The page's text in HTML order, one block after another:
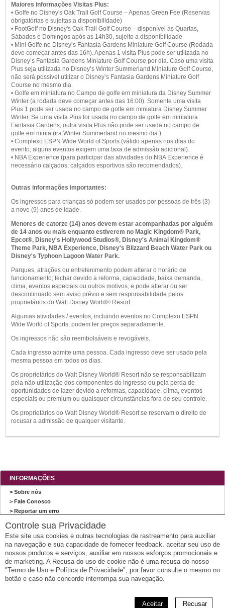
Maiores informações Visitas Plus:
• Golfe no Disney's Oak Trail Golf Course – Apenas Green Fee (Reservas
obrigatórias e sujeitas a disponibilidade)
• FootGolf no Disney's Oak Trail Golf Course – disponível às Quartas,
Sábados e Domingos após as 14h30, sujeito a disponibilidade
• Mini Golfe no Disney’s Fantasia Gardens Miniature Golf Course (Rodada
deve começar antes das 16h). Apenas 1 visita Plus pode ser utilizada no
Disney’s Fantasia Gardens Miniature Golf Course por dia. Caso uma visita
Plus seja utilizada no Disney’s Winter Summerland Miniature Golf Course,
não será possível utilizar o Disney’s Fantasia Gardens Miniature Golf
Course no mesmo dia.
• Golfe em miniatura no Campo de golfe em miniatura da Disney Summer
Winter (a rodada deve começar antes das 16:00). Somente uma visita
Plus 1 pode ser usada no campo de golfe em miniatura Disney Summer
Winter. Se uma visita Plus for usada no campo de golfe em miniatura
Fantasia Gardens, outra visita Plus não pode ser usada no campo de
golfe em miniatura Winter Summerland no mesmo dia.)
• Complexo ESPN Wide World of Sports (válido apenas nos dias do
evento; alguns eventos exigem uma taxa de admissão adicional).
• NBA Experience (para participar das atividades do NBA Experience é
necessário calçados; calçados esportivos são recomendados).
Outras informações importantes:
Os ingressos para crianças só podem ser usados ​​por pessoas de três (3)
a nove (9) anos de idade.
Menores de catorze (14) anos devem estar acompanhadas por alguém
de 14 anos ou mais enquanto estiverem no Magic Kingdom® Park,
Epcot®, Disney's Hollywood Studios®, Disney's Animal Kingdom®
Theme Park, NBA Experience, Disney's Blizzard Beach Water Park ou
Disney's Typhoon Lagoon Water Park.
Parques, atrações ou entretenimento podem alterar o horário de
funcionamento; fechar devido a reforma, capacidade, baixa demanda,
clima, eventos especiais ou outros motivos; e pode alterar ou ser
descontinuado sem aviso prévio e sem responsabilidade pelos
proprietários do Walt Disney World® Resort.
Algumas atividades / eventos, incluindo eventos no Complexo ESPN
Wide World of Sports, podem ter preços separadamente.
Os ingressos não são reembolsáveis ​​e revogáveis.
Cada ingresso admite uma pessoa. Cada ingresso deve ser usado pela
mesma pessoa em todos os dias.
Os proprietários do Walt Disney World® Resort não se responsabilizam
pela não utilização dos componentes do ingresso ou pela perda de
oportunidades de lazer devido a reformas, capacidade, clima, eventos
especiais ou premium ou quaisquer circunstâncias fora de seu controle.
Os proprietários do Walt Disney World® Resort se reservam o direito de
recusar a admissão de qualquer visitante.
INFORMAÇÕES
> Sobre nós
> Fale Conosco
> Reportar um erro
AGÊNCIA MUNDO DO VINHO
Agência Mundo do Vinho
Travessa Itaqui n° 40 / sala 02 – CEP: 95700-336 - Bento Gonçalves - RS
Email: atendimento@mundodovinho.com.br
CNPJ: 00.079.845/0001-14
Controle sua Privacidade
Este site usa cookies e outras tecnologias de rastreamento para auxiliar
na navegação e sua capacidade de fornecer feedback, aceitar seu uso de
nossos produtos e serviços, auxiliar em nossos esforços promocionais e
de marketing. A Recusa do uso de cookie não é uma recusa do nosso
"Termo de Uso e Política de Privacidade", por favor consulte o mesmo no
botão e caso não concorde interrompa sua navegação.
Aceitar Recusar